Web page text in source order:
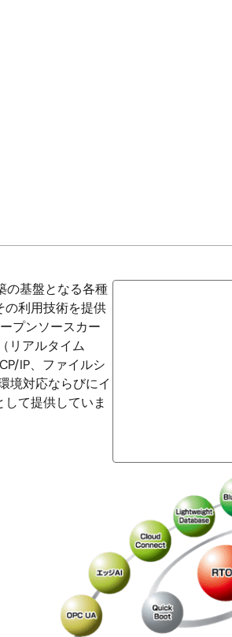
の基盤となる各種
の利用技術を提供
プンソースカー
リアルタイム
IP、ファイルシ
境対応ならびにイ
て提供していま